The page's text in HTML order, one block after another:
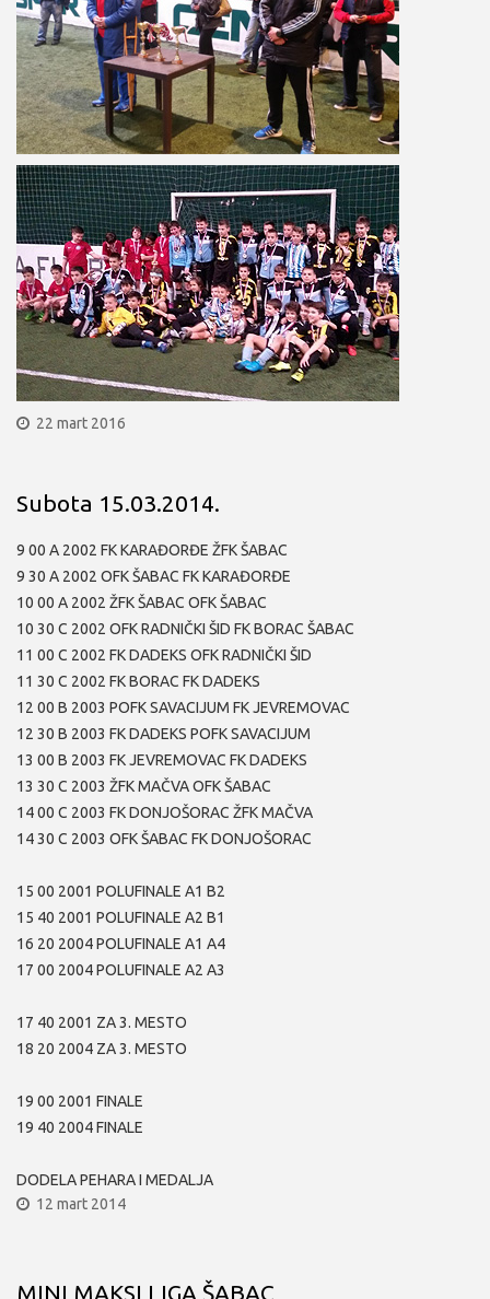
22 mart 2016
Subota 15.03.2014.
9 00 A 2002 FK KARAĐORĐE ŽFK ŠABAC
9 30 A 2002 OFK ŠABAC FK KARAĐORĐE
10 00 A 2002 ŽFK ŠABAC OFK ŠABAC
10 30 C 2002 OFK RADNIČKI ŠID FK BORAC ŠABAC
11 00 C 2002 FK DADEKS OFK RADNIČKI ŠID
11 30 C 2002 FK BORAC FK DADEKS
12 00 B 2003 POFK SAVACIJUM FK JEVREMOVAC
12 30 B 2003 FK DADEKS POFK SAVACIJUM
13 00 B 2003 FK JEVREMOVAC FK DADEKS
13 30 C 2003 ŽFK MAČVA OFK ŠABAC
14 00 C 2003 FK DONJOŠORAC ŽFK MAČVA
14 30 C 2003 OFK ŠABAC FK DONJOŠORAC
15 00 2001 POLUFINALE A1 B2
15 40 2001 POLUFINALE A2 B1
16 20 2004 POLUFINALE A1 A4
17 00 2004 POLUFINALE A2 A3
17 40 2001 ZA 3. MESTO
18 20 2004 ZA 3. MESTO
19 00 2001 FINALE
19 40 2004 FINALE
DODELA PEHARA I MEDALJA
12 mart 2014
MINI MAKSI LIGA ŠABAC